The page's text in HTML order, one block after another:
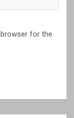
for the